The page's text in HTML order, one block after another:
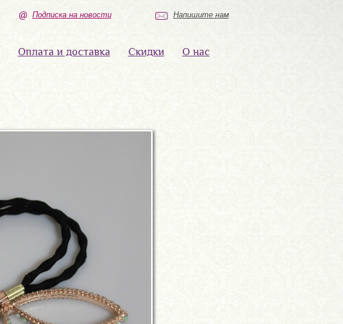
Подписка на новости Напишите нам
Оплата и доставка Скидки О нас